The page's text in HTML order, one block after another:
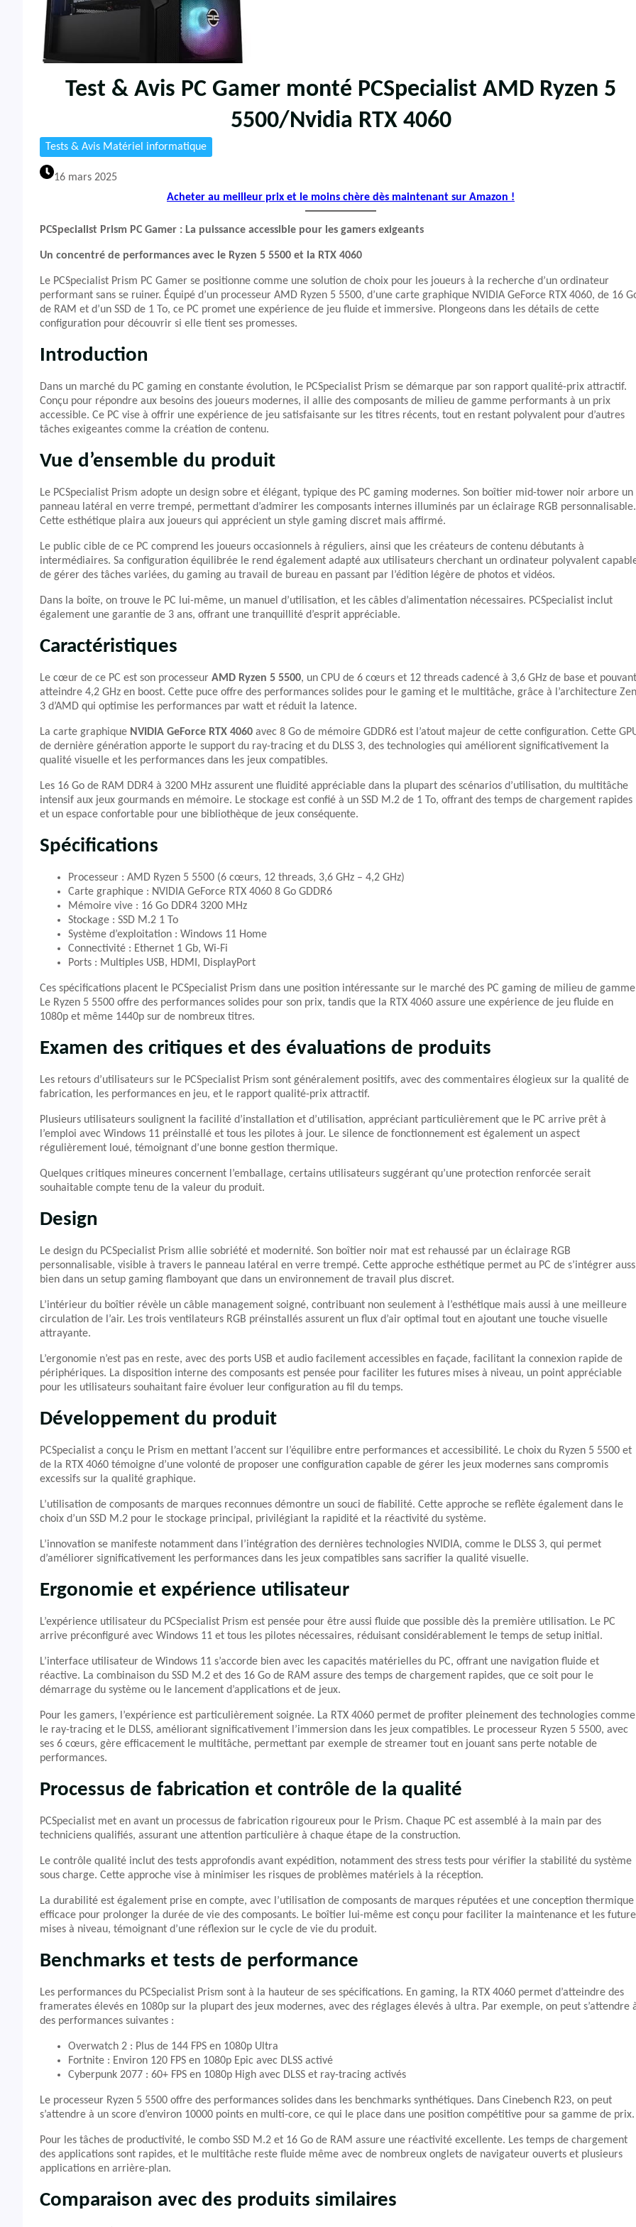
Test & Avis PC Gamer monté PCSpecialist AMD Ryzen 5
5500/Nvidia RTX 4060
Tests & Avis Matériel informatique
16 mars 2025
Acheter au meilleur prix et le moins chère dès maintenant sur Amazon !
PCSpecialist Prism PC Gamer : La puissance accessible pour les gamers exigeants
Un concentré de performances avec le Ryzen 5 5500 et la RTX 4060
Le PCSpecialist Prism PC Gamer se positionne comme une solution de choix pour les joueurs à la recherche d’un ordinateur
performant sans se ruiner. Équipé d’un processeur AMD Ryzen 5 5500, d’une carte graphique NVIDIA GeForce RTX 4060, de 16
de RAM et d’un SSD de 1 To, ce PC promet une expérience de jeu fluide et immersive. Plongeons dans les détails de cette
configuration pour découvrir si elle tient ses promesses.
Introduction
Dans un marché du PC gaming en constante évolution, le PCSpecialist Prism se démarque par son rapport qualité-prix attractif.
Conçu pour répondre aux besoins des joueurs modernes, il allie des composants de milieu de gamme performants à un prix
accessible. Ce PC vise à offrir une expérience de jeu satisfaisante sur les titres récents, tout en restant polyvalent pour d’autres
tâches exigeantes comme la création de contenu.
Vue d’ensemble du produit
Le PCSpecialist Prism adopte un design sobre et élégant, typique des PC gaming modernes. Son boîtier mid-tower noir arbore un
panneau latéral en verre trempé, permettant d’admirer les composants internes illuminés par un éclairage RGB personnalisable.
Cette esthétique plaira aux joueurs qui apprécient un style gaming discret mais affirmé.
Le public cible de ce PC comprend les joueurs occasionnels à réguliers, ainsi que les créateurs de contenu débutants à
intermédiaires. Sa configuration équilibrée le rend également adapté aux utilisateurs cherchant un ordinateur polyvalent
de gérer des tâches variées, du gaming au travail de bureau en passant par l’édition légère de photos et vidéos.
Dans la boîte, on trouve le PC lui-même, un manuel d’utilisation, et les câbles d’alimentation nécessaires. PCSpecialist inclut
également une garantie de 3 ans, offrant une tranquillité d’esprit appréciable.
Caractéristiques
Le cœur de ce PC est son processeur AMD Ryzen 5 5500, un CPU de 6 cœurs et 12 threads cadencé à 3,6 GHz de base et pouvant
atteindre 4,2 GHz en boost. Cette puce offre des performances solides pour le gaming et le multitâche, grâce à l’architecture Zen
3 d’AMD qui optimise les performances par watt et réduit la latence.
La carte graphique NVIDIA GeForce RTX 4060 avec 8 Go de mémoire GDDR6 est l’atout majeur de cette configuration. Cette
de dernière génération apporte le support du ray-tracing et du DLSS 3, des technologies qui améliorent significativement la
qualité visuelle et les performances dans les jeux compatibles.
Les 16 Go de RAM DDR4 à 3200 MHz assurent une fluidité appréciable dans la plupart des scénarios d’utilisation, du multitâche
intensif aux jeux gourmands en mémoire. Le stockage est confié à un SSD M.2 de 1 To, offrant des temps de chargement rapides
et un espace confortable pour une bibliothèque de jeux conséquente.
Spécifications
Processeur : AMD Ryzen 5 5500 (6 cœurs, 12 threads, 3,6 GHz – 4,2 GHz)
Carte graphique : NVIDIA GeForce RTX 4060 8 Go GDDR6
Mémoire vive : 16 Go DDR4 3200 MHz
Stockage : SSD M.2 1 To
Système d’exploitation : Windows 11 Home
Connectivité : Ethernet 1 Gb, Wi-Fi
Ports : Multiples USB, HDMI, DisplayPort
Ces spécifications placent le PCSpecialist Prism dans une position intéressante sur le marché des PC gaming de milieu de
Le Ryzen 5 5500 offre des performances solides pour son prix, tandis que la RTX 4060 assure une expérience de jeu fluide en
1080p et même 1440p sur de nombreux titres.
Examen des critiques et des évaluations de produits
Les retours d’utilisateurs sur le PCSpecialist Prism sont généralement positifs, avec des commentaires élogieux sur la qualité de
fabrication, les performances en jeu, et le rapport qualité-prix attractif.
Plusieurs utilisateurs soulignent la facilité d’installation et d’utilisation, appréciant particulièrement que le PC arrive prêt à
l’emploi avec Windows 11 préinstallé et tous les pilotes à jour. Le silence de fonctionnement est également un aspect
régulièrement loué, témoignant d’une bonne gestion thermique.
Quelques critiques mineures concernent l’emballage, certains utilisateurs suggérant qu’une protection renforcée serait
souhaitable compte tenu de la valeur du produit.
Design
Le design du PCSpecialist Prism allie sobriété et modernité. Son boîtier noir mat est rehaussé par un éclairage RGB
personnalisable, visible à travers le panneau latéral en verre trempé. Cette approche esthétique permet au PC de s’intégrer
bien dans un setup gaming flamboyant que dans un environnement de travail plus discret.
L’intérieur du boîtier révèle un câble management soigné, contribuant non seulement à l’esthétique mais aussi à une meilleure
circulation de l’air. Les trois ventilateurs RGB préinstallés assurent un flux d’air optimal tout en ajoutant une touche visuelle
attrayante.
L’ergonomie n’est pas en reste, avec des ports USB et audio facilement accessibles en façade, facilitant la connexion rapide de
périphériques. La disposition interne des composants est pensée pour faciliter les futures mises à niveau, un point appréciable
pour les utilisateurs souhaitant faire évoluer leur configuration au fil du temps.
Développement du produit
PCSpecialist a conçu le Prism en mettant l’accent sur l’équilibre entre performances et accessibilité. Le choix du Ryzen 5 5500 et
de la RTX 4060 témoigne d’une volonté de proposer une configuration capable de gérer les jeux modernes sans compromis
excessifs sur la qualité graphique.
L’utilisation de composants de marques reconnues démontre un souci de fiabilité. Cette approche se reflète également dans le
choix d’un SSD M.2 pour le stockage principal, privilégiant la rapidité et la réactivité du système.
L’innovation se manifeste notamment dans l’intégration des dernières technologies NVIDIA, comme le DLSS 3, qui permet
d’améliorer significativement les performances dans les jeux compatibles sans sacrifier la qualité visuelle.
Ergonomie et expérience utilisateur
L’expérience utilisateur du PCSpecialist Prism est pensée pour être aussi fluide que possible dès la première utilisation. Le PC
arrive préconfiguré avec Windows 11 et tous les pilotes nécessaires, réduisant considérablement le temps de setup initial.
L’interface utilisateur de Windows 11 s’accorde bien avec les capacités matérielles du PC, offrant une navigation fluide et
réactive. La combinaison du SSD M.2 et des 16 Go de RAM assure des temps de chargement rapides, que ce soit pour le
démarrage du système ou le lancement d’applications et de jeux.
Pour les gamers, l’expérience est particulièrement soignée. La RTX 4060 permet de profiter pleinement des technologies comme
le ray-tracing et le DLSS, améliorant significativement l’immersion dans les jeux compatibles. Le processeur Ryzen 5 5500, avec
ses 6 cœurs, gère efficacement le multitâche, permettant par exemple de streamer tout en jouant sans perte notable de
performances.
Processus de fabrication et contrôle de la qualité
PCSpecialist met en avant un processus de fabrication rigoureux pour le Prism. Chaque PC est assemblé à la main par des
techniciens qualifiés, assurant une attention particulière à chaque étape de la construction.
Le contrôle qualité inclut des tests approfondis avant expédition, notamment des stress tests pour vérifier la stabilité du système
sous charge. Cette approche vise à minimiser les risques de problèmes matériels à la réception.
La durabilité est également prise en compte, avec l’utilisation de composants de marques réputées et une conception thermique
efficace pour prolonger la durée de vie des composants. Le boîtier lui-même est conçu pour faciliter la maintenance et les
mises à niveau, témoignant d’une réflexion sur le cycle de vie du produit.
Benchmarks et tests de performance
Les performances du PCSpecialist Prism sont à la hauteur de ses spécifications. En gaming, la RTX 4060 permet d’atteindre des
framerates élevés en 1080p sur la plupart des jeux modernes, avec des réglages élevés à ultra. Par exemple, on peut s’attendre
des performances suivantes :
Overwatch 2 : Plus de 144 FPS en 1080p Ultra
Fortnite : Environ 120 FPS en 1080p Epic avec DLSS activé
Cyberpunk 2077 : 60+ FPS en 1080p High avec DLSS et ray-tracing activés
Le processeur Ryzen 5 5500 offre des performances solides dans les benchmarks synthétiques. Dans Cinebench R23, on peut
s’attendre à un score d’environ 10000 points en multi-core, ce qui le place dans une position compétitive pour sa gamme de prix.
Pour les tâches de productivité, le combo SSD M.2 et 16 Go de RAM assure une réactivité excellente. Les temps de chargement
des applications sont rapides, et le multitâche reste fluide même avec de nombreux onglets de navigateur ouverts et plusieurs
applications en arrière-plan.
Comparaison avec des produits similaires